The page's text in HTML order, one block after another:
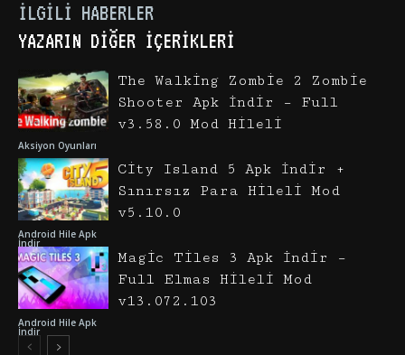
İLGILI HABERLER
YAZARIN DIĞER İÇERIKLERI
Aksiyon Oyunları
The Walking Zombie 2 Zombie
Shooter Apk İndir – Full
v3.58.0 Mod Hileli
Android Hile Apk
İndir
City Island 5 Apk İndir +
Sınırsız Para Hileli Mod
v5.10.0
Android Hile Apk
İndir
Magic Tiles 3 Apk İndir –
Full Elmas Hileli Mod
v13.072.103